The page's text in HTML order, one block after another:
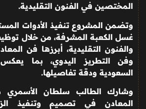
المختصين في الفنون التقليدية.
وتضمن المشروع تنفيذ الأدوات
غسل الكعبة المشرفة، من خلال
والفنون التقليدية، أبرزها فن
وفن التطريز اليدوي، بما
السعودية ودقة تفاصيلها.
وشارك الطالب سلطان
المعادن في تصميم وتنفيذ